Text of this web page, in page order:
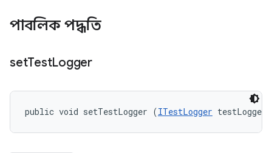
পাবলিক পদ্ধতি
setTestLogger
public void setTestLogger (ITestLogger testLogger)